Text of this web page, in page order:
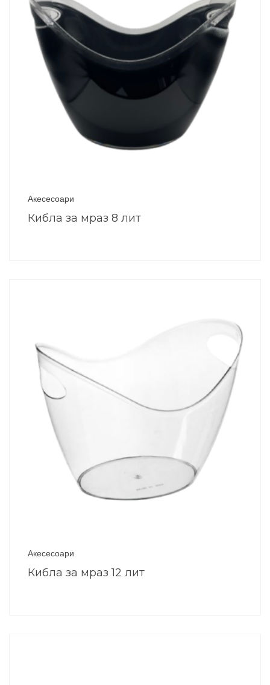
Акесесоари
Кибла за мраз 8 лит
Акесесоари
Кибла за мраз 12 лит